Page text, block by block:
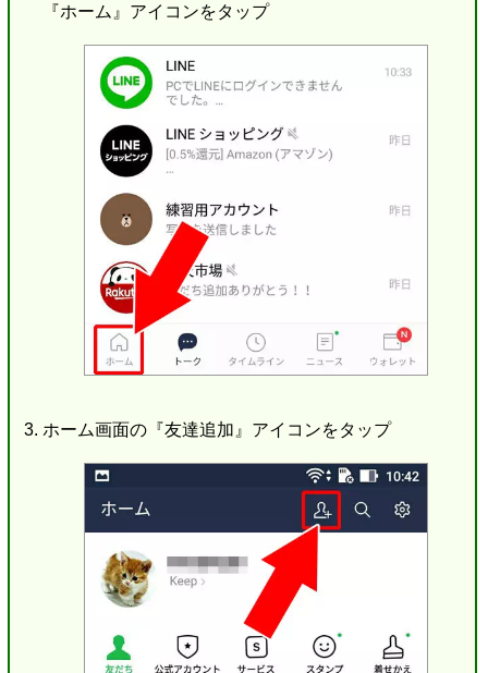
『ホーム』アイコンをタップ
ホーム画面の『友達追加』アイコンをタップ